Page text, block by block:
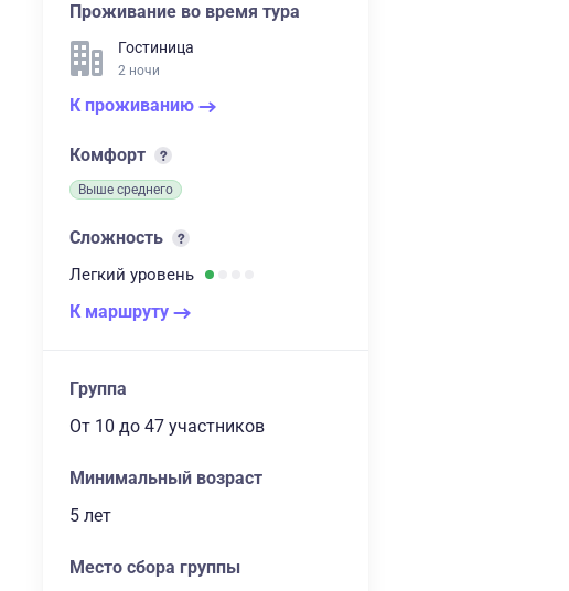
Проживание во время тура
Гостиница
2 ночи
К проживанию
Комфорт
Выше среднего
Сложность
Легкий уровень
К маршруту
Группа
От 10 до 47 участников
Минимальный возраст
5 лет
Место сбора группы